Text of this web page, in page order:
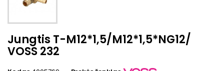
Jungtis T-M12*1,5/M12*1,5*NG12/
VOSS 232